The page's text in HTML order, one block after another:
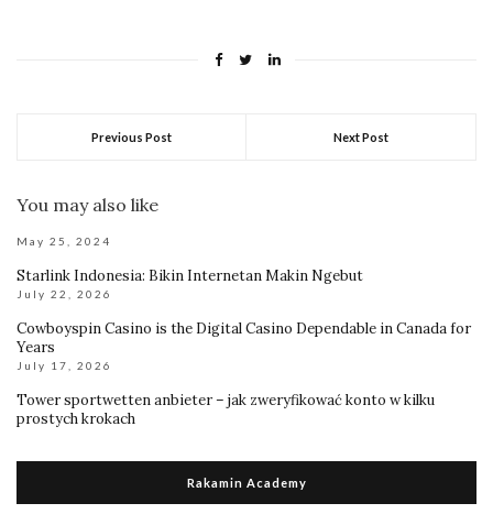
Previous Post Next Post
You may also like
May 25, 2024
Starlink Indonesia: Bikin Internetan Makin Ngebut
July 22, 2026
Cowboyspin Casino is the Digital Casino Dependable in Canada for
Years
July 17, 2026
Tower sportwetten anbieter – jak zweryfikować konto w kilku
prostych krokach
Rakamin Academy